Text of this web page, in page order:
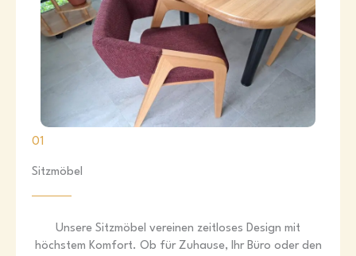
01
Sitzmöbel
Unsere Sitzmöbel vereinen zeitloses Design mit
höchstem Komfort. Ob für Zuhause, Ihr Büro oder den